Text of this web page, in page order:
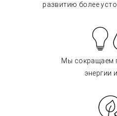
развитию более
Мы сокращаем
энергии